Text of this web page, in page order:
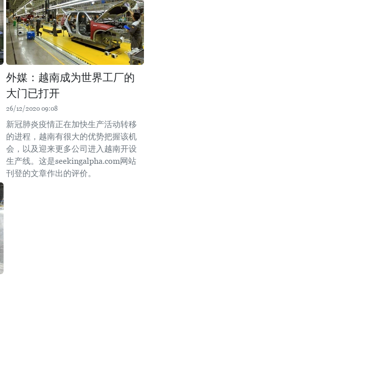
外媒：越南成为世界工厂的
大门已打开
26/12/2020 09:08
新冠肺炎疫情正在加快生产活动转移
的进程，越南有很大的优势把握该机
会，以及迎来更多公司进入越南开设
生产线。这是seekingalpha.com网站
刊登的文章作出的评价。